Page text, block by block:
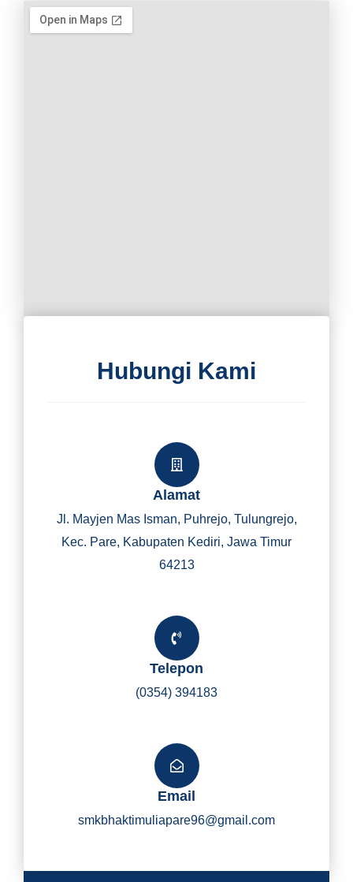
Y
I
Hubungi Kami
Alamat
Jl. Mayjen Mas Isman, Puhrejo, Tulungrejo,
Kec. Pare, Kabupaten Kediri, Jawa Timur
64213
Telepon
(0354) 394183
Email
smkbhaktimuliapare96@gmail.com